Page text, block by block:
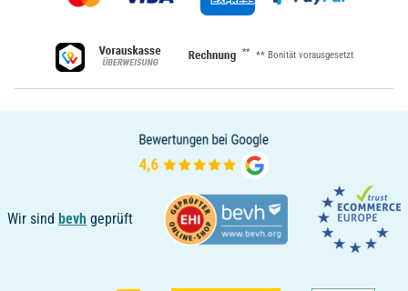
** ** Bonität vorausgesetzt
Wir sind bevh geprüft